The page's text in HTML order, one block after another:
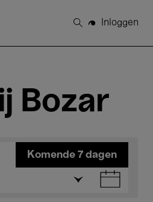
Zoeken
Inloggen
Bozar
Komende 7 dagen